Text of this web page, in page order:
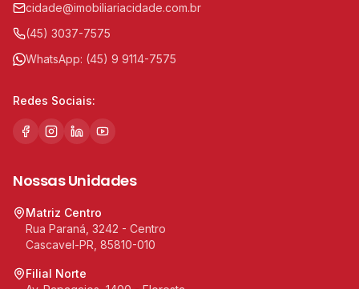
cidade@imobiliariacidade.com.br
(45) 3037-7575
WhatsApp: (45) 9 9114-7575
Redes Sociais:
Nossas Unidades
Matriz Centro
Rua Paraná, 3242 - Centro
Cascavel-PR, 85810-010
Filial Norte